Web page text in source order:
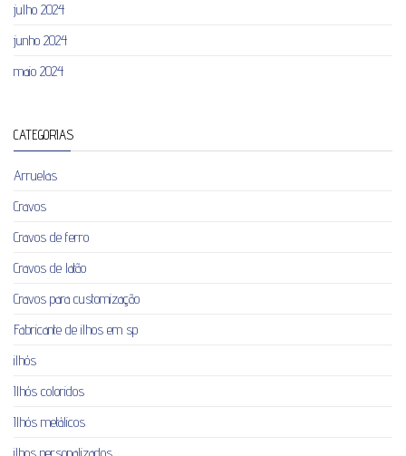
julho 2024
junho 2024
maio 2024
CATEGORIAS
Arruelas
Cravos
Cravos de ferro
Cravos de latão
Cravos para customização
Fabricante de ilhos em sp
ilhós
Ilhós coloridos
Ilhós metálicos